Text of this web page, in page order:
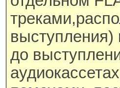
выступления)
до